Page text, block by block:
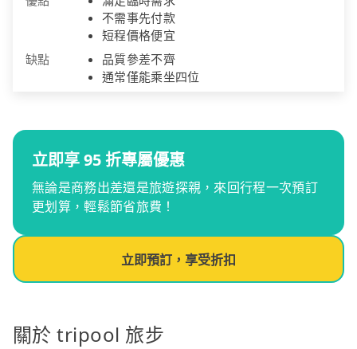
不需事先付款
短程價格便宜
缺點
品質參差不齊
通常僅能乘坐四位
立即享 95 折專屬優惠
無論是商務出差還是旅遊探親，來回行程一次預訂
更划算，輕鬆節省旅費！
立即預訂，享受折扣
關於 tripool 旅步